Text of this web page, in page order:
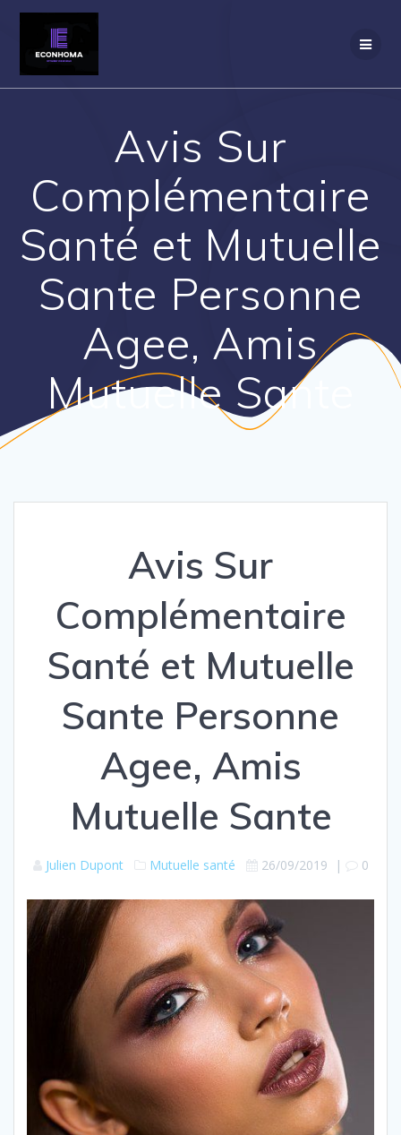
Avis Sur
Complémentaire
Santé et Mutuelle
Sante Personne
Agee, Amis
Mutuelle Sante
Avis Sur
Complémentaire
Santé et Mutuelle
Sante Personne
Agee, Amis
Mutuelle Sante
Julien Dupont Mutuelle santé 26/09/2019 | 0